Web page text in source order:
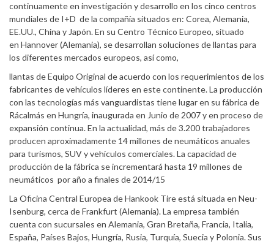
continuamente en investigación y desarrollo en los cinco centros
mundiales de I+D de la compañía situados en: Corea, Alemania,
EE.UU., China y Japón. En su Centro Técnico Europeo, situado
en Hannover (Alemania), se desarrollan soluciones de llantas para
los diferentes mercados europeos, así como,
llantas de Equipo Original de acuerdo con los requerimientos de los
fabricantes de vehículos líderes en este continente. La producción
con las tecnologías más vanguardistas tiene lugar en su fábrica de
Rácalmás en Hungría, inaugurada en Junio de 2007 y en proceso de
expansión continua. En la actualidad, más de 3.200 trabajadores
producen aproximadamente 14 millones de neumáticos anuales
para turismos, SUV y vehículos comerciales. La capacidad de
producción de la fábrica se incrementará hasta 19 millones de
neumáticos por año a finales de 2014/15
La Oficina Central Europea de Hankook Tire está situada en Neu-
Isenburg, cerca de Frankfurt (Alemania). La empresa también
cuenta con sucursales en Alemania, Gran Bretaña, Francia, Italia,
España, Países Bajos, Hungría, Rusia, Turquía, Suecia y Polonia. Sus